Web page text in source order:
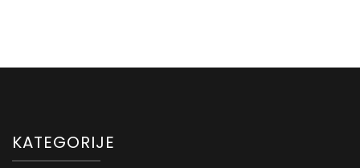
KATEGORIJE